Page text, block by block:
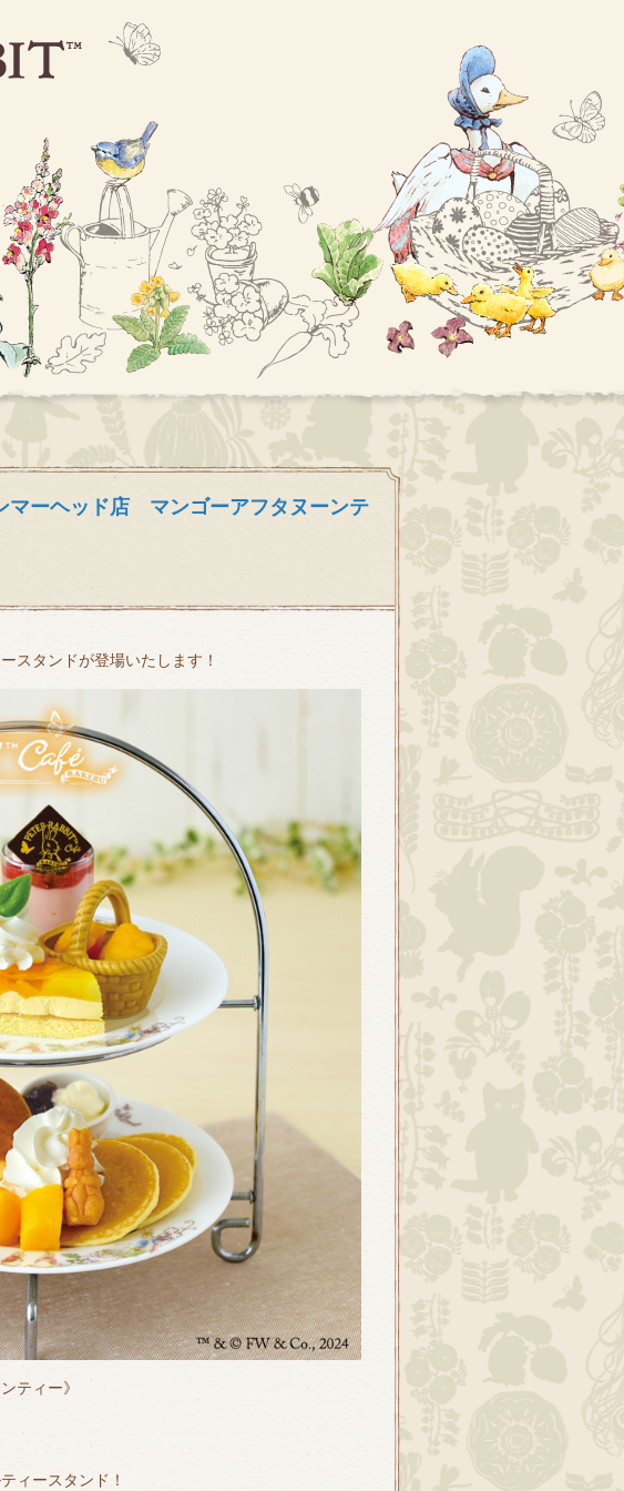
マーヘッド店 マンゴーアフタヌーンテ
スタンドが登場いたします！
ティー》
ィースタンド！